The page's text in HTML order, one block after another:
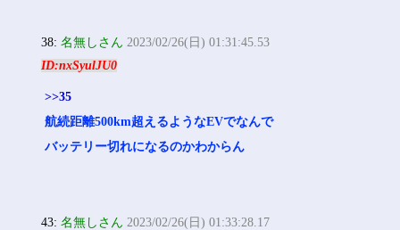
38:名無しさん 2023/02/26(日) 01:31:45.53
ID:nxSyulJU0
>>35
航続距離500km超えるようなEVでなんで
バッテリー切れになるのかわからん
43:名無しさん 2023/02/26(日) 01:33:28.17